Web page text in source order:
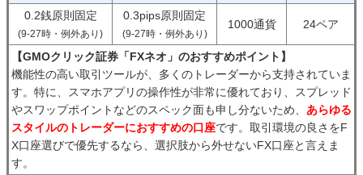
0.2銭原則固定
(9-27時・例外あり)
0.3pips原則固定
(9-27時・例外あり)
1000通貨 24ペア
【GMOクリック証券「FXネオ」のおすすめポイント】
機能性の高い取引ツールが、多くのトレーダーから支持されていま
す。特に、スマホアプリの操作性が非常に優れており、スプレッド
やスワップポイントなどのスペック面も申し分ないため、 あらゆる
スタイルのトレーダーにおすすめの口座です。取引環境の良さをF
X口座選びで優先するなら、選択肢から外せないFX口座と言えま
す。